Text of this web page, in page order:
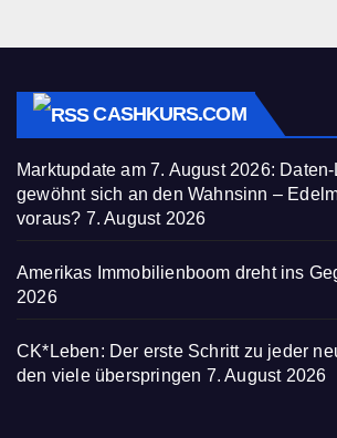
CASHKURS.COM
Marktupdate am 7. August 2026:
gewöhnt sich an den Wahnsinn –
voraus? 7. August 2026
Amerikas Immobilienboom dreht ins
2026
CK*Leben: Der erste Schritt zu jeder
den viele überspringen 7. August 2026